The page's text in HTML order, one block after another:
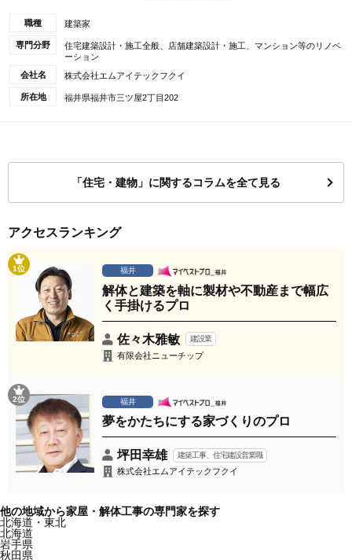
職種 建築家
専門分野
住宅建築設計・施工全般、店舗建築設計・施工、マンション等のリノベ
ーション
会社名
株式会社エムアイテックフクイ
所在地 福井県福井市三ツ屋2丁目202
「住宅・建物」に関するコラムを全て見る
アクセスランキング
1位 福井
解体と建築を軸に製材や不動産まで幅広
く手掛けるプロ
佐々木雅敏 建設業
有限会社ニューチップ
2位 福井
夢をかたちにする家づくりのプロ
坪田幸雄 建築工事、住宅建設営業職
株式会社エムアイテックフクイ
他の地域から家屋・解体工事の専門家を探す
北海道・東北
北海道
岩手県
秋田県